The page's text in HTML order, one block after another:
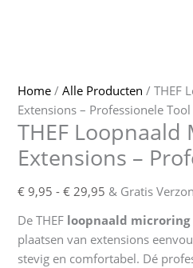
Home /Alle Producten / THEF
Extensions – Professionele Tool
THEF Loopnaald
Extensions –
€ 9,95 - € 29,95 Prijsklasse:
tot
€ 29,95
& Gratis
De THEF loopnaald microring
plaatsen van extensions
stevig en comfortabel. Dé